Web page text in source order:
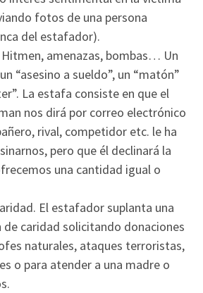
fotos de una persona
del estafador).
amenazas, bombas… Un
“asesino a sueldo”, un “matón”
La estafa consiste en que el
nos dirá por correo electrónico
rival, competidor etc. le ha
pero que él declinará la
una cantidad igual o
El estafador suplanta una
de caridad solicitando donaciones
naturales, ataques terroristas,
o para atender a una madre o